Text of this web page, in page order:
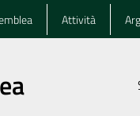
Attività